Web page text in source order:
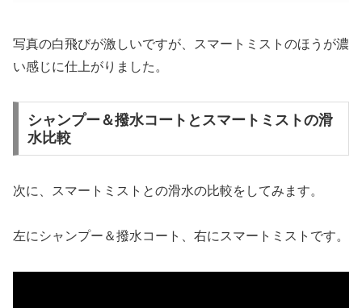
写真の白飛びが激しいですが、スマートミストのほうが濃
い感じに仕上がりました。
シャンプー＆撥水コートとスマートミストの滑
水比較
次に、スマートミストとの滑水の比較をしてみます。
左にシャンプー＆撥水コート、右にスマートミストです。